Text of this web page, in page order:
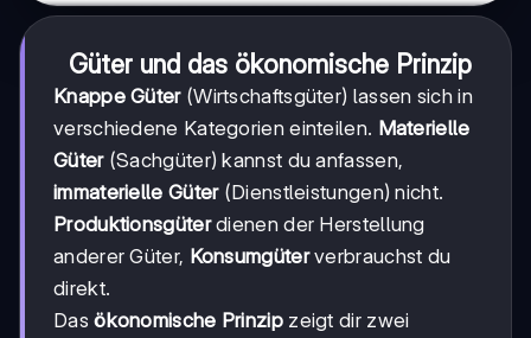
Güter und das ökonomische Prinzip
Knappe Güter(Wirtschaftsgüter) lassen sich in
verschiedene Kategorien einteilen. Materielle
Güter(Sachgüter) kannst du anfassen,
immaterielle Güter(Dienstleistungen) nicht.
Produktionsgüterdienen der Herstellung
anderer Güter, Konsumgüterverbrauchst du
direkt.
Dasökonomische Prinzipzeigt dir zwei